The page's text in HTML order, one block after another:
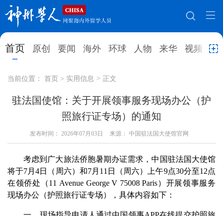
首页 原创 要闻 海外 环球 人物 来华 视频 教
网站地图
首页 原创
环球 人物 来华 视频
就业创业 合作办学
综合 深度 专题 实用信息
招聘信息 更多数据
当前位置： 首页 > 实用信息 > 正文
驻法国使馆：关于开展领事服务现场办公（护
照旅行证专场）的通知
发布时间： 2026年07月03日 来源： 中国驻法国大使馆官网
考虑到广大旅法侨胞暑期办证需求，中国驻法国大使馆
将于7月4日（周六）和7月11日（周六）上午9点30分至12点
在领侨处（11 Avenue George V 75008 Paris）开展领事服务
现场办公（护照旅行证专场），具体内容如下：